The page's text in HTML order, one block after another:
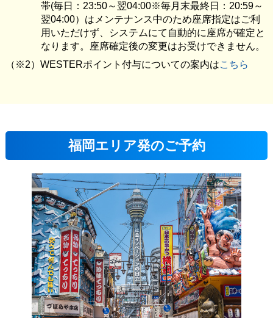
帯(毎日：23:50～翌04:00※毎月末最終日：20:59～
翌04:00）はメンテナンス中のため座席指定はご利
用いただけず、システムにて自動的に座席が確定と
なります。座席確定後の変更はお受けできません。
WESTERポイント付与についての案内はこちら
福岡エリア発のご予約